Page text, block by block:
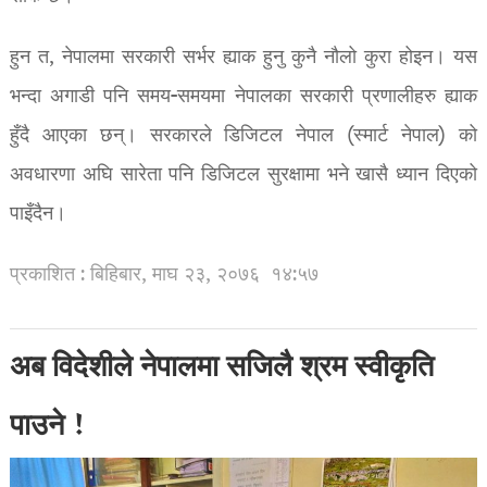
हुन त, नेपालमा सरकारी सर्भर ह्याक हुनु कुनै नौलो कुरा होइन। यस
भन्दा अगाडी पनि समय-समयमा नेपालका सरकारी प्रणालीहरु ह्याक
हुँदै आएका छन्। सरकारले डिजिटल नेपाल (स्मार्ट नेपाल) को
अवधारणा अघि सारेता पनि डिजिटल सुरक्षामा भने खासै ध्यान दिएको
पाइँदैन।
प्रकाशित : बिहिबार, माघ २३, २०७६ १४:५७
अब विदेशीले नेपालमा सजिलै श्रम स्वीकृति
पाउने !